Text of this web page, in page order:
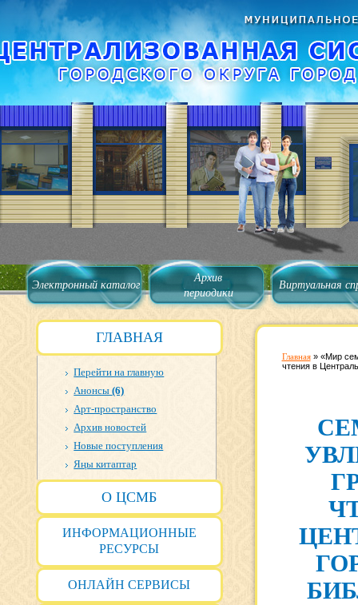
Электронный каталог
Архив
периодики
Виртуальная
ГЛАВНАЯ
Перейти на главную
Анонсы(6)
Арт-пространство
Архив новостей
Новые поступления
Яңы китаптар
О ЦСМБ
ИНФОРМАЦИОННЫЕ
РЕСУРСЫ
ОНЛАЙН СЕРВИСЫ
Главная» «Мир
чтения в